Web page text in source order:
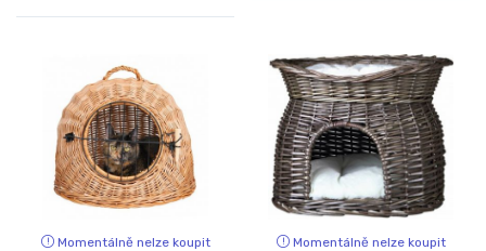
Momentálně nelze koupit Momentálně nelze koupit